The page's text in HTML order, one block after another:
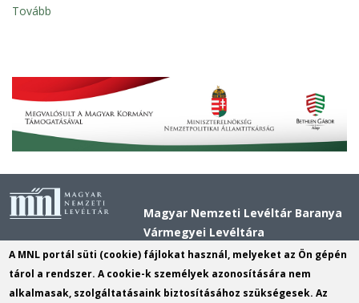
Tovább
Magyar Nemzeti Levéltár Baranya
Vármegyei Levéltára
Cím:
7621 Pécs, Király utca 11.
Postacím: 7621 Pécs, Király utca 11.
Telefon:
+36 72 518 680
A MNL portál süti (cookie) fájlokat használ, melyeket az Ön gépén
tárol a rendszer. A cookie-k személyek azonosítására nem
alkalmasak, szolgáltatásaink biztosításához szükségesek. Az